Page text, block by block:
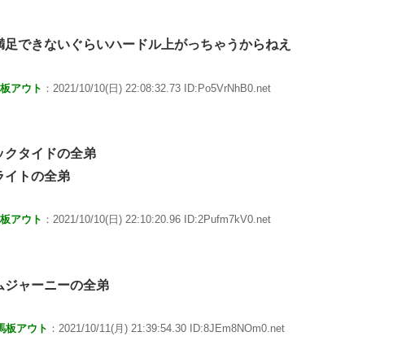
足できないぐらいハードル上がっちゃうからねえ
アウト ：2021/10/10(日) 22:08:32.73 ID:Po5VrNhB0.net
クタイドの全弟
イトの全弟
アウト ：2021/10/10(日) 22:10:20.96 ID:2Pufm7kV0.net
ジャーニーの全弟
板アウト ：2021/10/11(月) 21:39:54.30 ID:8JEm8NOm0.net